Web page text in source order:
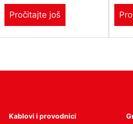
Pročitajte još
Kablovi i provodnici